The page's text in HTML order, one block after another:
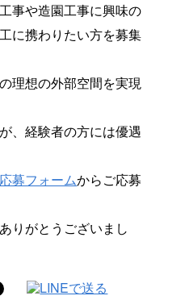
事や造園工事に興味の
に携わりたい方を募集
理想の外部空間を実現
、経験者の方には優遇
募フォームからご応募
りがとうございまし